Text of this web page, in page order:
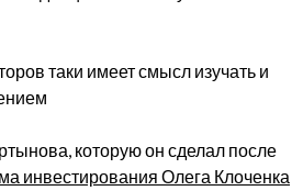
таки имеет смысл изучать и
которую он сделал после
инвестирования Олега Клоченка